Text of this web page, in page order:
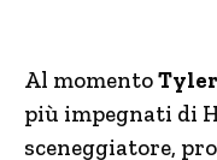
Al momento
più impegnati di
sceneggiatore,